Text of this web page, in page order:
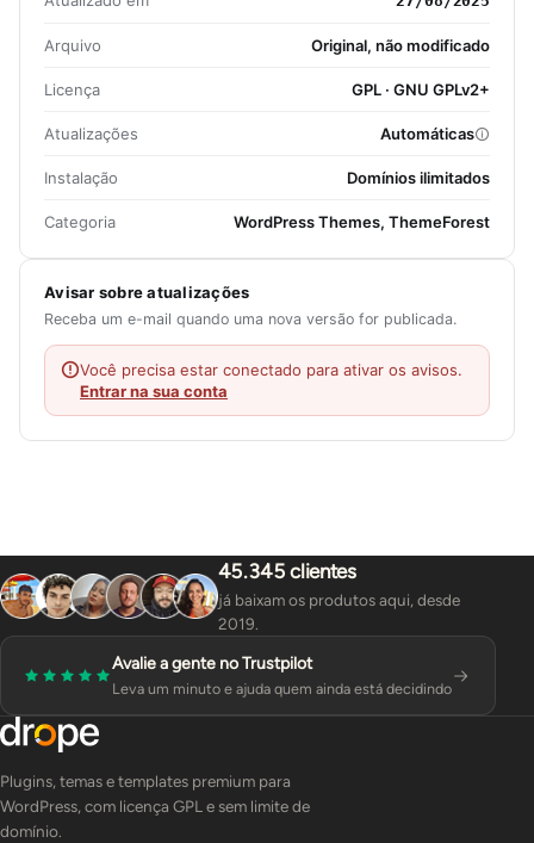
Arquivo Original, não modificado
Licença GPL · GNU GPLv2+
Atualizações Automáticas
Instalação Domínios ilimitados
Categoria WordPress Themes, ThemeForest
Avisar sobre atualizações
Receba um e-mail quando uma nova versão for publicada.
Você precisa estar conectado para ativar os avisos.
Entrar na sua conta
45.345 clientes
já baixam os produtos aqui, desde
2019.
Avalie a gente no Trustpilot
Leva um minuto e ajuda quem ainda está decidindo
Plugins, temas e templates premium para
WordPress, com licença GPL e sem limite de
domínio.